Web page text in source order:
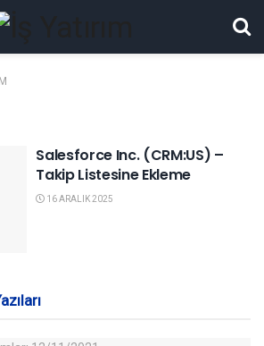
Salesforce Inc. (CRM:US) –
Takip Listesine Ekleme
16 ARALIK 2025